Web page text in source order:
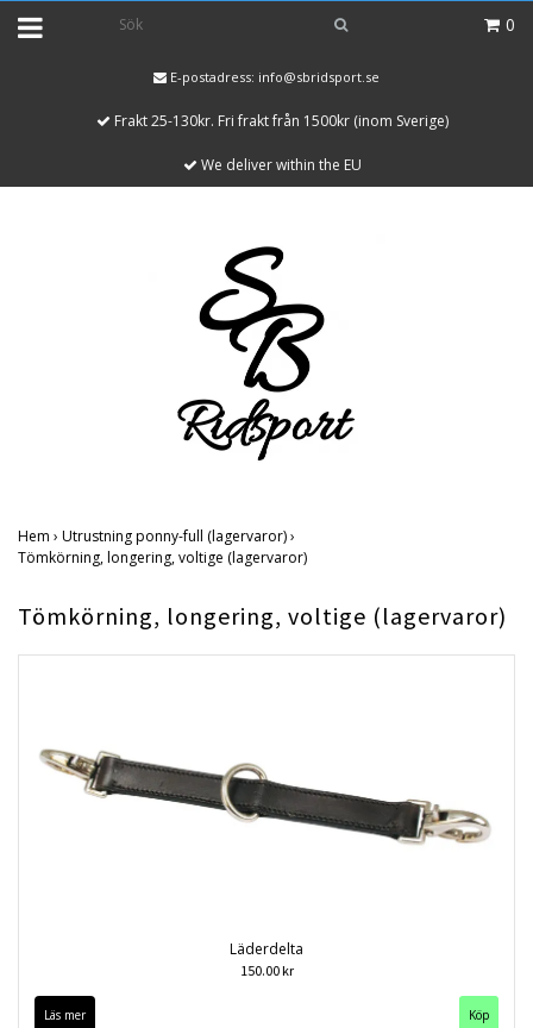
0
E-postadress: info@sbridsport.se
Frakt 25-130kr. Fri frakt från 1500kr (inom Sverige)
We deliver within the EU
Hem › Utrustning ponny-full (lagervaror)›
Tömkörning, longering, voltige (lagervaror)
Tömkörning, longering, voltige (lagervaror)
Läderdelta
150.00 kr
Läs mer